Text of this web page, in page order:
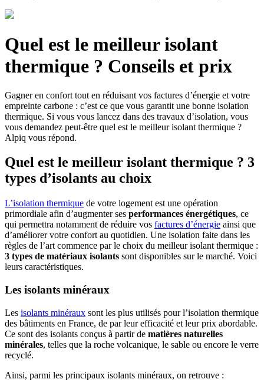
Quel est le meilleur isolant
thermique ? Conseils et prix
Gagner en confort tout en réduisant vos factures d’énergie et votre
empreinte carbone : c’est ce que vous garantit une bonne isolation
thermique. Si vous vous lancez dans des travaux d’isolation, vous
vous demandez peut-être quel est le meilleur isolant thermique ?
Alpiq vous répond.
Quel est le meilleur isolant thermique ? 3
types d’isolants au choix
L’isolation thermique de votre logement est une opération
primordiale afin d’augmenter ses performances énergétiques, ce
qui permettra notamment de réduire vos factures d’énergie ainsi que
d’améliorer votre confort au quotidien. Une isolation faite dans les
règles de l’art commence par le choix du meilleur isolant thermique :
3 types de matériaux isolants sont disponibles sur le marché. Voici
leurs caractéristiques.
Les isolants minéraux
Les isolants minéraux sont les plus utilisés pour l’isolation thermique
des bâtiments en France, de par leur efficacité et leur prix abordable.
Ce sont des isolants conçus à partir de matières naturelles
minérales, telles que la roche volcanique, le sable ou encore le verre
recyclé.
Ainsi, parmi les principaux isolants minéraux, on retrouve :